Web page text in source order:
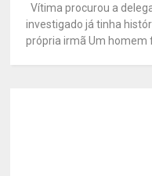
Vítima procurou a
investigado já tinha
própria irmã Um homem